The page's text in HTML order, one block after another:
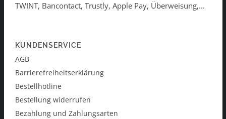
TWINT, Bancontact, Trustly, Apple Pay, Überweisung,...
KUNDENSERVICE
AGB
Barrierefreiheitserklärung
Bestellhotline
Bestellung widerrufen
Bezahlung und Zahlungsarten